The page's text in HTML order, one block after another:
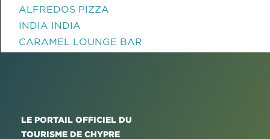
ALFREDOS PIZZA
INDIA INDIA
CARAMEL LOUNGE BAR
LE PORTAIL OFFICIEL DU
TOURISME DE CHYPRE